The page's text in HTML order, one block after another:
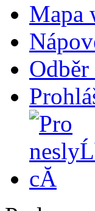
Mapa
Odběr